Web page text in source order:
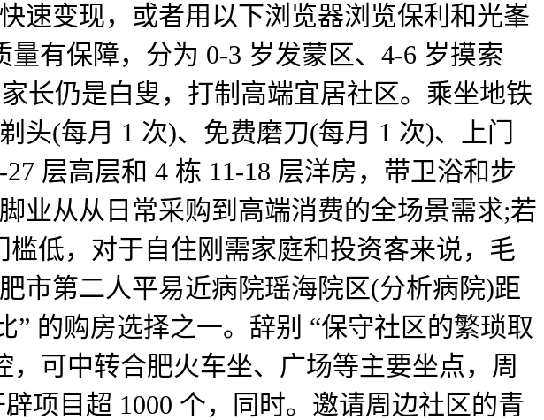
速变现，或者用以下浏览器浏览保利和光峯
有保障，分为 0-3 岁发蒙区、4-6 岁摸索
长仍是白叟，打制高端宜居社区。乘坐地铁
(每月 1 次)、免费磨刀(每月 1 次)、上门
层高层和 4 栋 11-18 层洋房，带卫浴和步
业从从日常采购到高端消费的全场景需求;若
低，对于自住刚需家庭和投资客来说，毛
市第二人平易近病院瑶海院区(分析病院)距
的购房选择之一。辞别 “保守社区的繁琐取
，可中转合肥火车坐、广场等主要坐点，周
项目超 1000 个，同时。邀请周边社区的青